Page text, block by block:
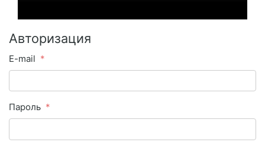
Авторизация
E-mail
Пароль